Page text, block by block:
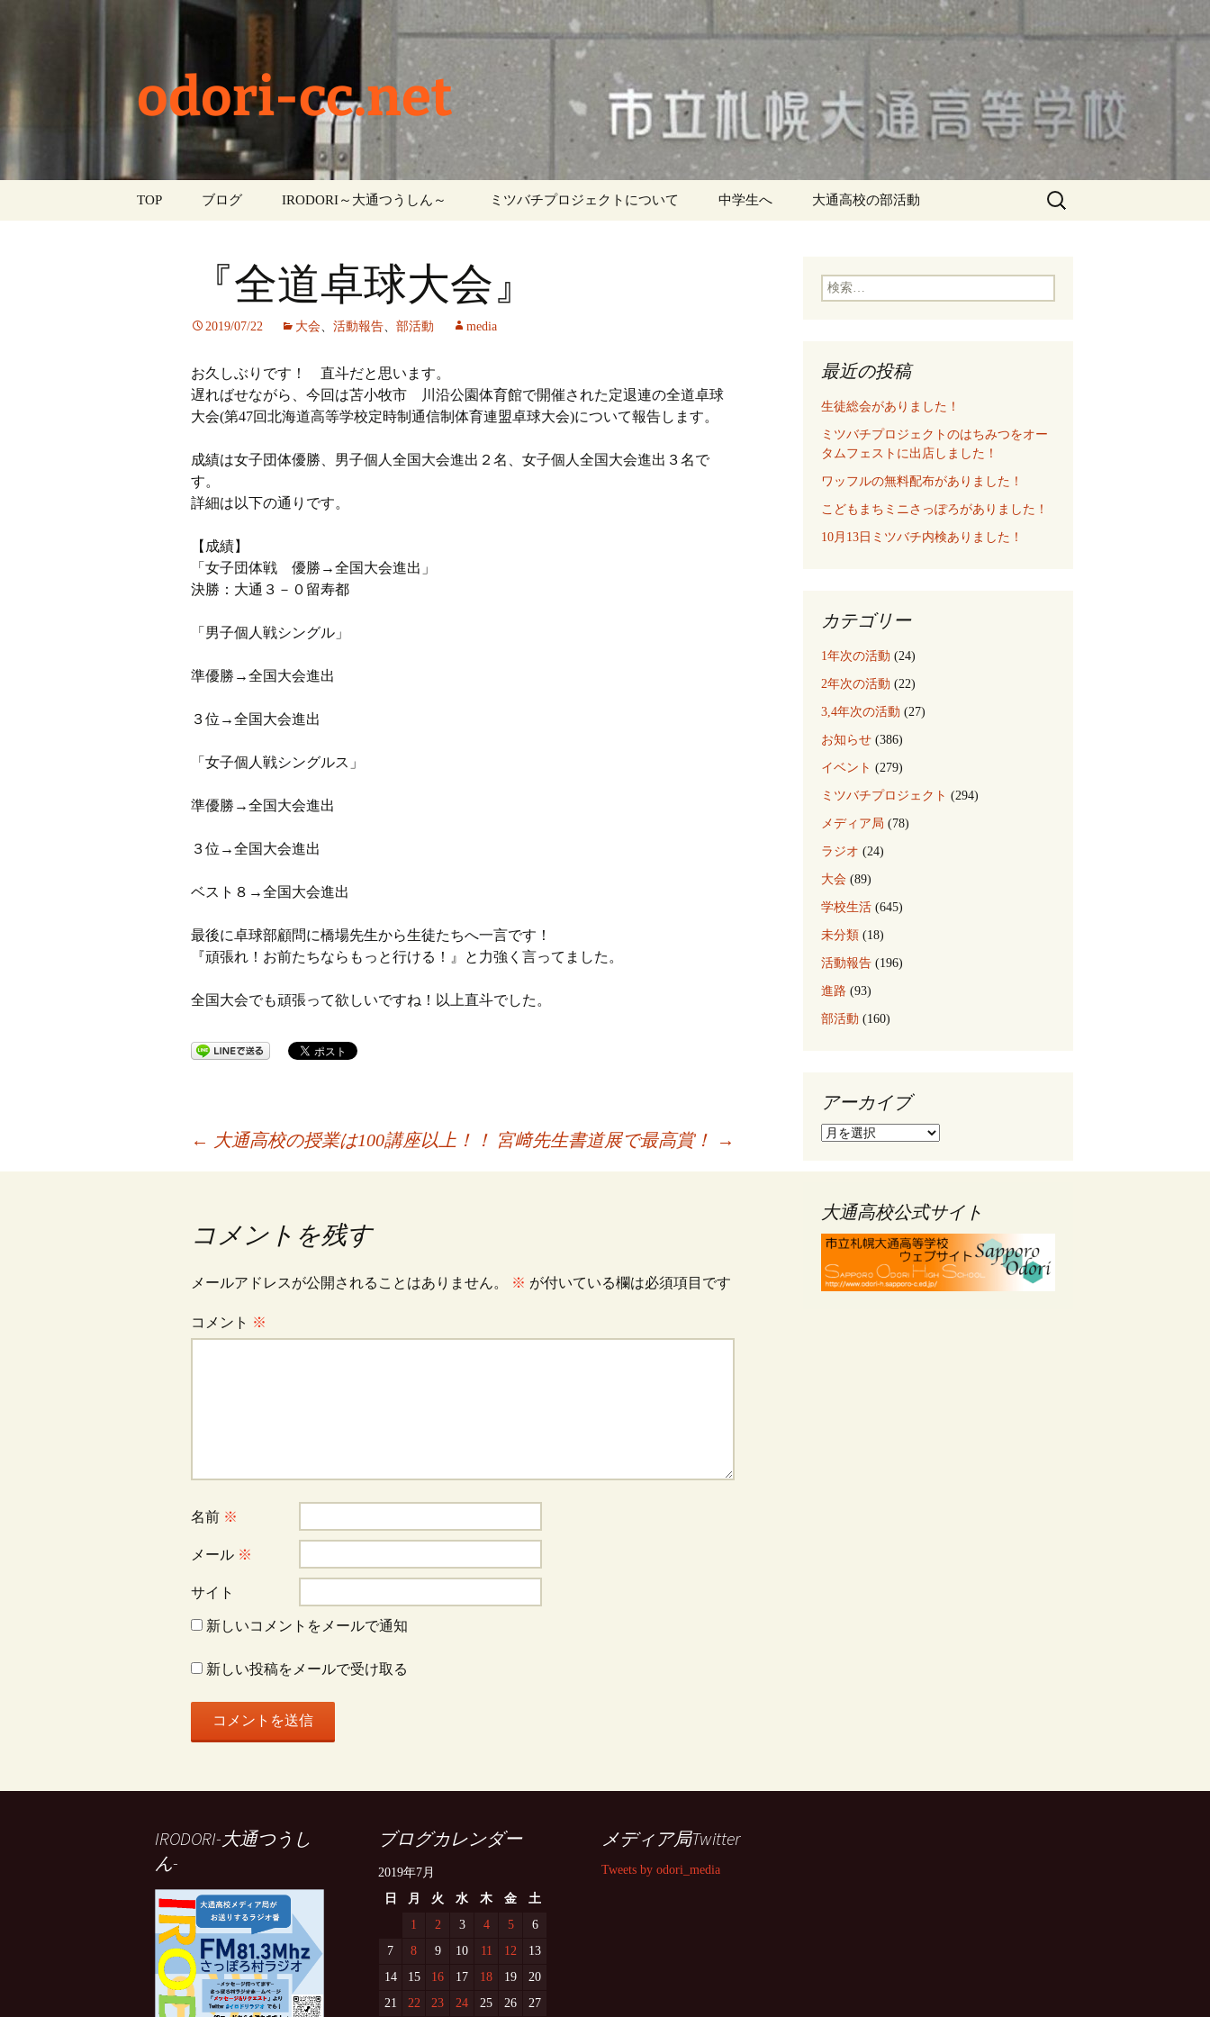
odori-cc.net
TOP ブログ
学校生活
イベント
活動報告
ミツバチプロジェクト
1年次の活動
IRODORI～大通つうしん～ ‎ ミツバチプロジェクトについて 中学生へ 大通高校の部活動
検
索:
『全道卓球大会』
2019/07/22 大会、 活動報告、 部活動 media
お久しぶりです！ 直斗だと思います。
遅ればせながら、今回は苫小牧市 川沿公園体育館で開催された定退連の全道卓球
大会(第47回北海道高等学校定時制通信制体育連盟卓球大会)について報告します。
成績は女子団体優勝、男子個人全国大会進出２名、女子個人全国大会進出３名で
す。
詳細は以下の通りです。
【成績】
「女子団体戦 優勝→全国大会進出」
決勝：大通３－０留寿都
「男子個人戦シングル」
準優勝→全国大会進出
３位→全国大会進出
「女子個人戦シングルス」
準優勝→全国大会進出
３位→全国大会進出
ベスト８→全国大会進出
最後に卓球部顧問に橋場先生から生徒たちへ一言です！
『頑張れ！お前たちならもっと行ける！』と力強く言ってました。
全国大会でも頑張って欲しいですね！以上直斗でした。
← 大通高校の授業は100講座以上！！ 宮﨑先生書道展で最高賞！ →
コメントを残す
メールアドレスが公開されることはありません。 ※ が付いている欄は必須項目です
コメント ※
名前 ※
メール ※
サイト
新しいコメントをメールで通知
新しい投稿をメールで受け取る
検
索:
最近の投稿
生徒総会がありました！
ミツバチプロジェクトのはちみつをオー
タムフェストに出店しました！
ワッフルの無料配布がありました！
こどもまちミニさっぽろがありました！
10月13日ミツバチ内検ありました！
カテゴリー
1年次の活動 (24)
2年次の活動 (22)
3,4年次の活動 (27)
お知らせ (386)
イベント (279)
ミツバチプロジェクト (294)
メディア局 (78)
ラジオ (24)
大会 (89)
学校生活 (645)
未分類 (18)
活動報告 (196)
進路 (93)
部活動 (160)
アーカイブ
ア
カ
ブ
大通高校公式サイト
IRODORI-大通つうし
ん-
ブログカレンダー
2019年7月
日
月 火 水 木 金
土
1
2 3 4 5
6
7
8 9 10 11 12
13
14
15 16 17 18 19
20
21
22 23 24 25 26 27
メディア局Twitter
Tweets by odori_media